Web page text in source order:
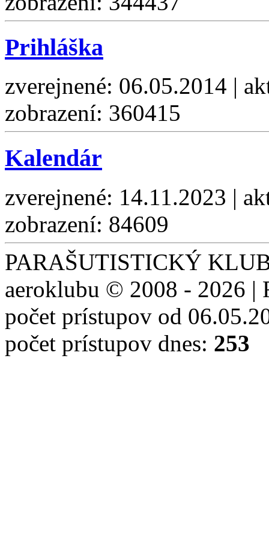
Prihláška
zverejnené: 06.05.2014 |
zobrazení: 360415
Kalendár
zverejnené: 14.11.2023 |
zobrazení: 84609
PARAŠUTISTICKÝ
aeroklubu © 2008 - 2026 |
počet prístupov od
počet prístupov dnes: 253